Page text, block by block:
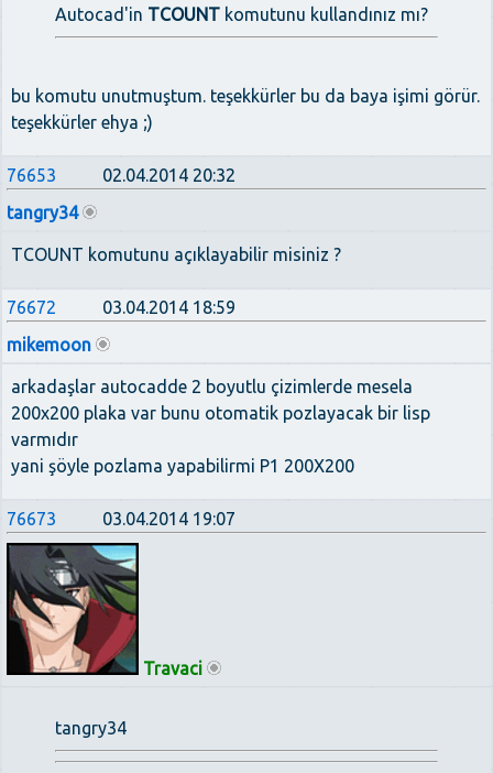
Autocad'in TCOUNT komutunu kullandınız mı?
bu komutu unutmuştum. teşekkürler bu da baya işimi görür.
teşekkürler ehya ;)
76653
02.04.2014 20:32
tangry34
TCOUNT komutunu açıklayabilir misiniz ?
76672
03.04.2014 18:59
mikemoon
arkadaşlar autocadde 2 boyutlu çizimlerde mesela
200x200 plaka var bunu otomatik pozlayacak bir lisp
varmıdır
yani şöyle pozlama yapabilirmi P1 200X200
76673 03.04.2014 19:07
Travaci
tangry34